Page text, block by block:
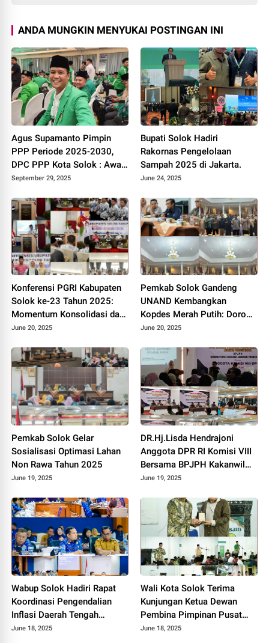
ANDA MUNGKIN MENYUKAI POSTINGAN INI
Agus Supamanto Pimpin
PPP Periode 2025-2030,
DPC PPP Kota Solok : Awal
Kebangkitan Partai Kabah
September 29, 2025
Bupati Solok Hadiri
Rakornas Pengelolaan
Sampah 2025 di Jakarta.
June 24, 2025
Konferensi PGRI Kabupaten
Solok ke-23 Tahun 2025:
Momentum Konsolidasi dan
Pemilihan Pengurus Baru.
June 20, 2025
Pemkab Solok Gandeng
UNAND Kembangkan
Kopdes Merah Putih: Dorong
Produksi Pupuk Organik dan
June 20, 2025
Pemkab Solok Gelar
Sosialisasi Optimasi Lahan
Non Rawa Tahun 2025
June 19, 2025
DR.Hj.Lisda Hendrajoni
Anggota DPR RI Komisi VIII
Bersama BPJPH Kakanwil
Sumbar Gelar Roadshow
Kota Solok 2025.
June 19, 2025
Wabup Solok Hadiri Rapat
Koordinasi Pengendalian
Inflasi Daerah Tengah
Provinsi Sumatera Barat
June 18, 2025
Wali Kota Solok Terima
Kunjungan Ketua Dewan
Pembina Pimpinan Pusat
Muhammadiyah Tahun 2025.
June 18, 2025